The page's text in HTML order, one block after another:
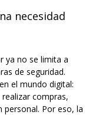
necesidad
ya no se limita a
de seguridad.
el mundo digital:
compras,
Por eso, la